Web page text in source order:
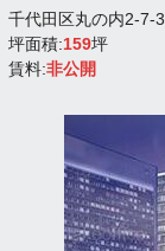
千代田区丸の内2-7-3
坪面積:159坪
賃料:非公開